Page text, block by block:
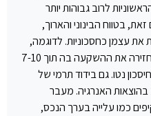
לרוב גבוהות יותר
בטווח הבינוני והארוך,
את עצמן כחסכוניות. לדוגמה,
מערכת סולארית ביתית בישראל מחזירה את ההשקעה בה תוך 7-10
נטו. גם בידוד תרמי של
מבנים מוביל לחיסכון של 20-30% בהוצאות האנרגיה. מעבר
כמו עלייה בערך הנכס,